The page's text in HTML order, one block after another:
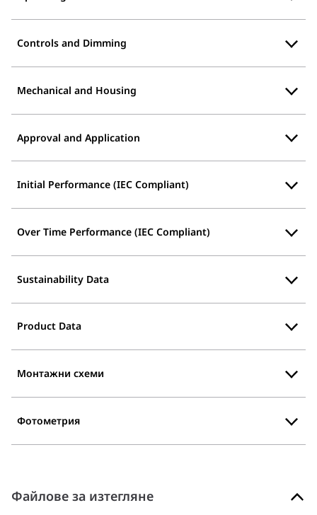
Controls and Dimming
Mechanical and Housing
Approval and Application
Initial Performance (IEC Compliant)
Over Time Performance (IEC Compliant)
Sustainability Data
Product Data
Монтажни схеми
Фотометрия
Файлове за изтегляне